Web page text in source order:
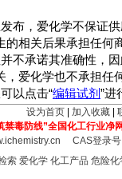
布，爱化学不保证
相关后果承担任何
不承诺其准确性，
，爱化学也不承担任
以点击“编辑试剂”进
设为首页 加入收藏
禁毒防线”全国化工行业净
CAS登录
索 爱化学 化工产品 危险化